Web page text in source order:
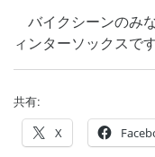
バイクシーンのみ
ィンターソックスです
共有:
X